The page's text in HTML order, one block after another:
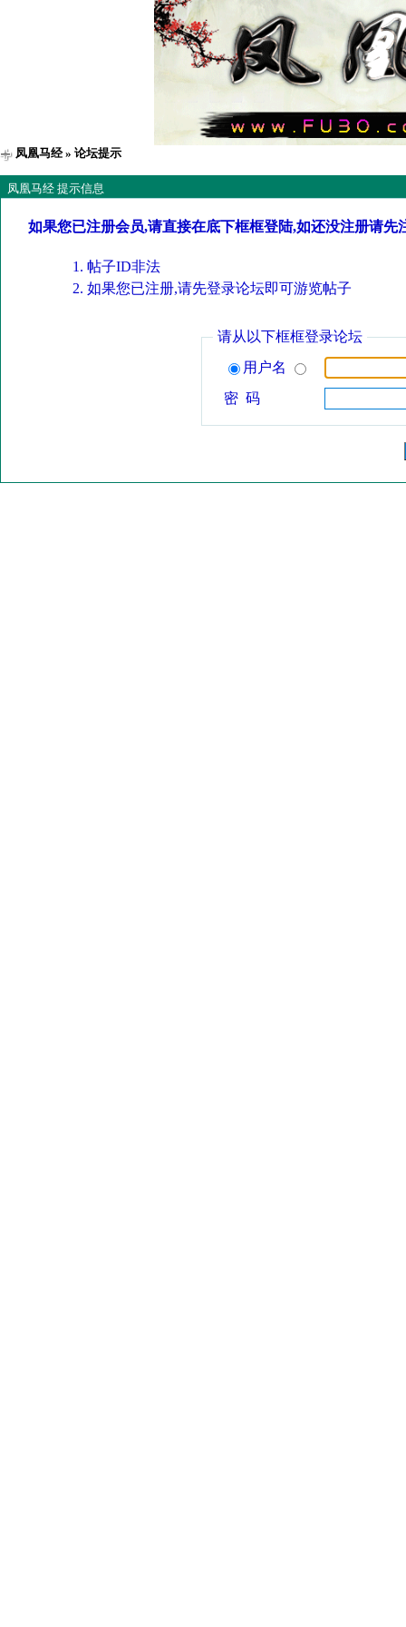
凤凰马经» 论坛提示
凤凰马经 提示信息
如果您已注册会员,请直接在底下框框登陆,如还没注册请先
帖子ID非法
如果您已注册,请先登录论坛即可游览帖子
请从以下框框登录论坛
用户名
密 码